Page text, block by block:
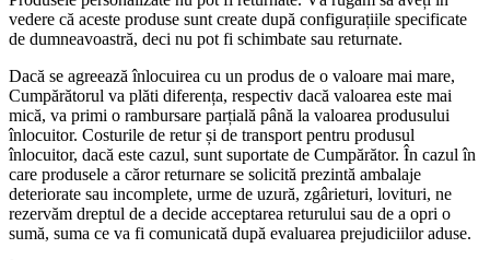
vedere că aceste produse sunt create după configurațiile specificate
de dumneavoastră, deci nu pot fi schimbate sau returnate.
Dacă se agreează înlocuirea cu un produs de o valoare mai mare,
Cumpărătorul va plăti diferența, respectiv dacă valoarea este mai
mică, va primi o rambursare parțială până la valoarea produsului
înlocuitor. Costurile de retur și de transport pentru produsul
înlocuitor, dacă este cazul, sunt suportate de Cumpărător. În cazul în
care produsele a căror returnare se solicită prezintă ambalaje
deteriorate sau incomplete, urme de uzură, zgârieturi, lovituri, ne
rezervăm dreptul de a decide acceptarea returului sau de a opri o
sumă, suma ce va fi comunicată după evaluarea prejudiciilor aduse.